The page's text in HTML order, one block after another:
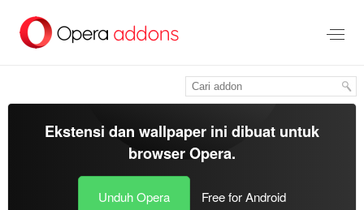
konten
Ekstensi dan wallpaper ini dibuat untuk
browser Opera.
Unduh Opera Free for Android